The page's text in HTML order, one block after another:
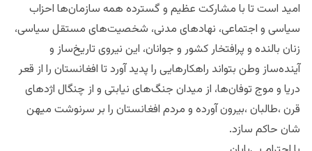
امید است تا با مشارکت عظیم و گسترده همه سازمان‌ها احزاب
سیاسی و اجتماعی، نهادهای مدنی، شخصیت‌های مستقل سیاسی،
زنان بالنده و پرافتخار کشور و جوانان، این نیروی تاریخ‌ساز و
آینده‌ساز وطن بتواند راهکارهایی را پدید آورد تا افغانستان را از قعر
دریا و موج توفان‌ها، از میدان جنگ‌های نیابتی و از چنگال اژدهای
قرن ،طالبان ،بیرون آورده و مردم افغانستان را بر سرنوشت میهن
شان حاکم سازد.